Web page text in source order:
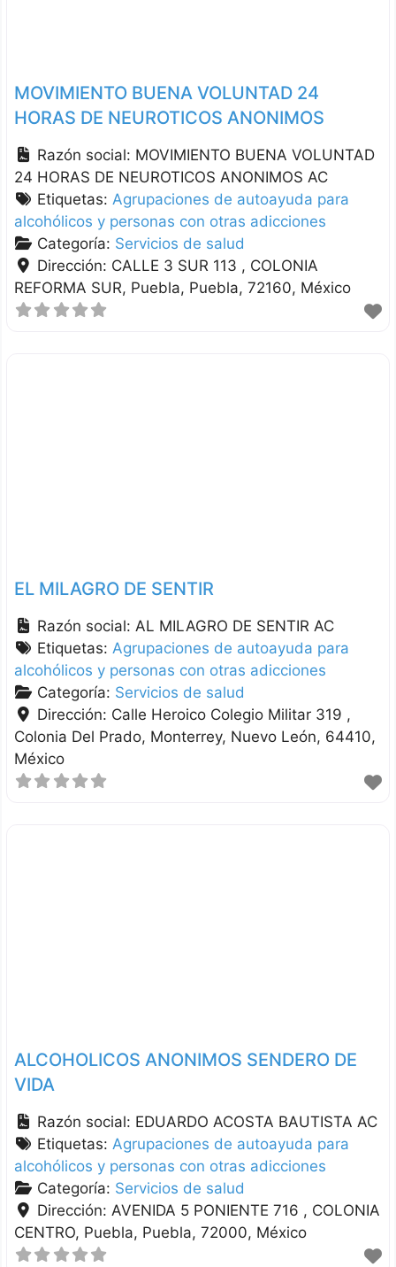
MOVIMIENTO BUENA VOLUNTAD 24
HORAS DE NEUROTICOS ANONIMOS
Razón social: MOVIMIENTO BUENA VOLUNTAD
24 HORAS DE NEUROTICOS ANONIMOS AC
Etiquetas: Agrupaciones de autoayuda para
alcohólicos y personas con otras adicciones
Categoría: Servicios de salud
Dirección: CALLE 3 SUR 113 , COLONIA
REFORMA SUR Puebla Puebla 72160 México
EL MILAGRO DE SENTIR
Razón social: AL MILAGRO DE SENTIR AC
Etiquetas: Agrupaciones de autoayuda para
alcohólicos y personas con otras adicciones
Categoría: Servicios de salud
Dirección: Calle Heroico Colegio Militar 319 ,
Colonia Del Prado Monterrey Nuevo León 64410
México
ALCOHOLICOS ANONIMOS SENDERO DE
VIDA
Razón social: EDUARDO ACOSTA BAUTISTA AC
Etiquetas: Agrupaciones de autoayuda para
alcohólicos y personas con otras adicciones
Categoría: Servicios de salud
Dirección: AVENIDA 5 PONIENTE 716 , COLONIA
CENTRO Puebla Puebla 72000 México